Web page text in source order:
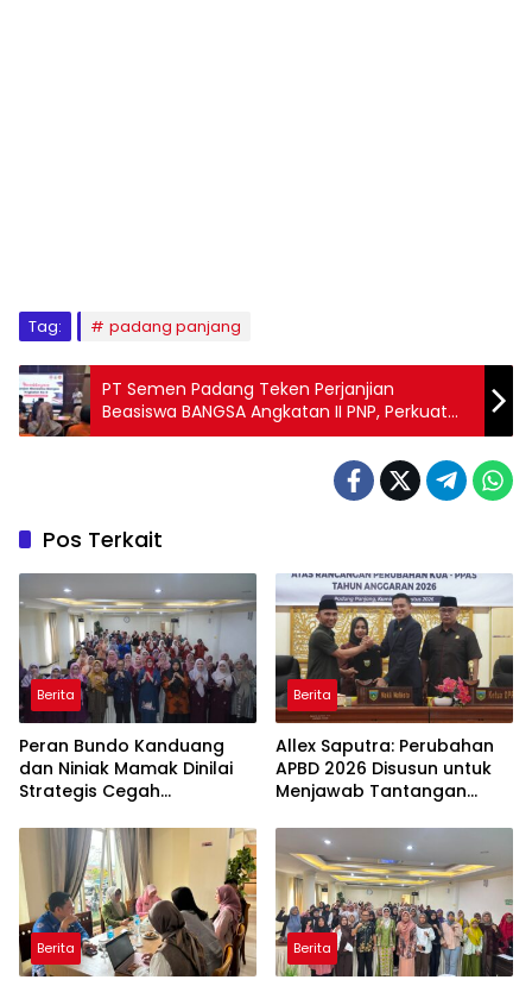
Tag: padang panjang
PT Semen Padang Teken Perjanjian
Beasiswa BANGSA Angkatan II PNP, Perkuat
Investasi SDM 23 Anak Nagari
Pos Terkait
Berita
Peran Bundo Kanduang
dan Niniak Mamak Dinilai
Strategis Cegah
Berita
Allex Saputra: Perubahan
APBD 2026 Disusun untuk
Menjawab Tantangan
Berita Berita